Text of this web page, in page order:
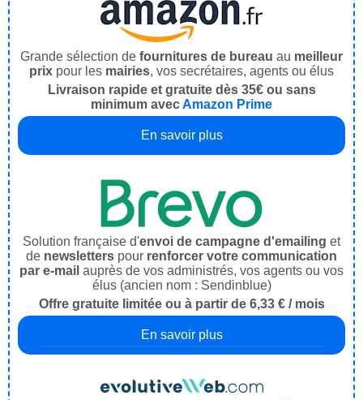
Grande sélection de fournitures de bureau au meilleur
prix pour les mairies, vos secrétaires, agents ou élus
Livraison rapide et gratuite dès 35€ ou sans
minimum avecAmazon Prime
En savoir plus
Solution française d'envoi de campagne d'emailing et
de newsletters pour renforcer votre communication
par e-mail auprès de vos administrés, vos agents ou vos
élus (ancien nom : Sendinblue)
Offre gratuite limitée ou à partir de 6,33 € / mois
En savoir plus